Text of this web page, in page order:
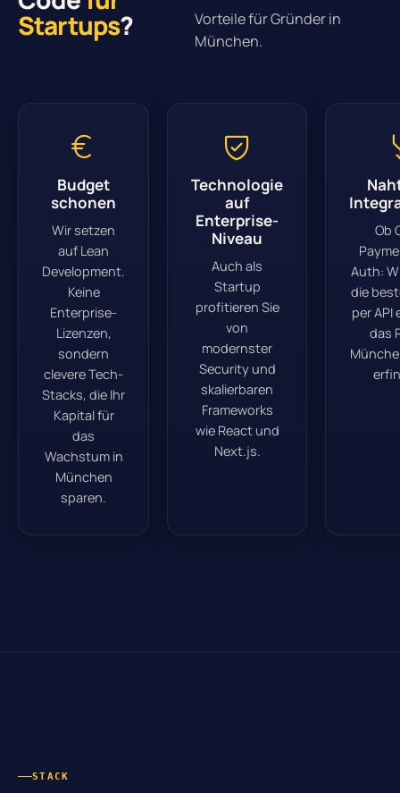
Startups?
Vorteile für Gründer in
München.
Budget
schonen
Wir setzen
auf Lean
Development.
Keine
Enterprise-
Lizenzen,
sondern
clevere Tech-
Stacks, die Ihr
Kapital für
das
Wachstum in
München
sparen.
Technologie
auf
Enterprise-
Niveau
Auch als
Startup
profitieren Sie
von
modernster
Security und
skalierbaren
Frameworks
wie React und
Next.js.
Ob
Auth:
die
per API
das
STACK